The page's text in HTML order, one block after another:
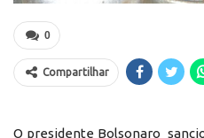
0
Compartilhar
O presidente Bolsonaro